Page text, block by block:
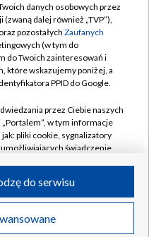
TVP
S.A. w likwidacji
danych osobowych przez
(zwaną dalej również „TVP”),
oraz pozostałych Zaufanych
(w tym do
do Twoich zainteresowań i
które wskazujemy poniżej, a
PPID do Google.
przez Ciebie naszych
w tym informacje
pliki cookie, sygnalizatory
świadczenie
przez Ciebie
jak adresy IP, identyfikatory
do serwisu